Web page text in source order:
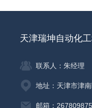
天津瑞坤自动化
联系人：朱经理
地址：天津市津
邮箱：